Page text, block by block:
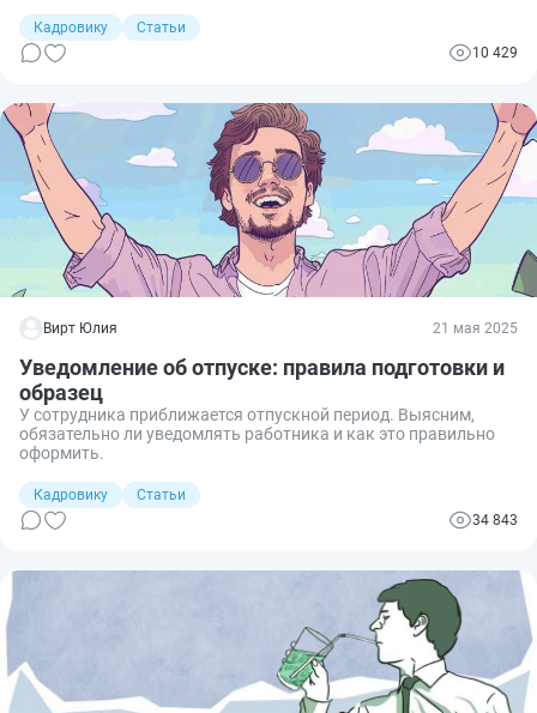
этом документе, поскольку есть много нюансов. Расскажу,
как составить и утвердить график отпусков с учетом особых
категорий работников.
Кадровику
Статьи
10 429
Вирт Юлия 21 мая 2025
Уведомление об отпуске: правила подготовки и
образец
У сотрудника приближается отпускной период. Выясним,
обязательно ли уведомлять работника и как это правильно
оформить.
Кадровику
Статьи
34 843